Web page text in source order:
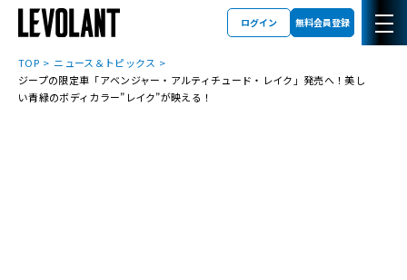
ログイン 無料会員登録
TOP
ニュース＆トピックス
ジープの限定車「アベンジャー・アルティチュード・レイク」発売へ！美し
い青緑のボディカラー”レイク”が映える！